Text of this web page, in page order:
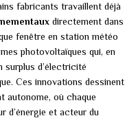
fabricants travaillent déjà
directement dans
fenêtre en station météo
photovoltaïques qui, en
surplus d’électricité
Ces innovations dessinent
autonome, où chaque
d’énergie et acteur du